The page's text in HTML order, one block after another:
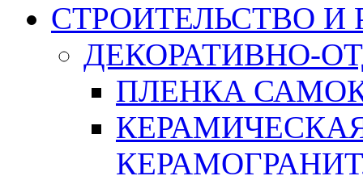
СТРОИТЕЛЬСТВО И
ДЕКОРАТИВНО-
ПЛЕНКА